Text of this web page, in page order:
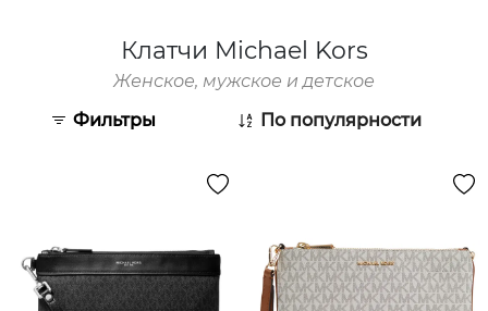
Клатчи Michael Kors
Женское, мужское и детское
Фильтры
По популярности